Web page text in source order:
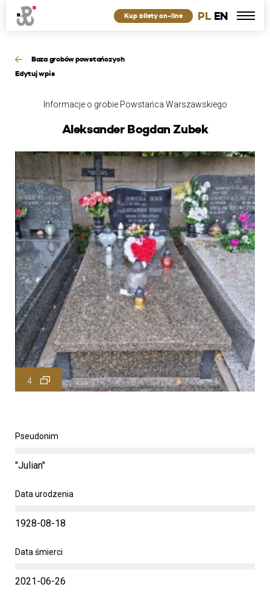
PL EN
Kup bilety on-line
Baza grobów powstańczych
Edytuj wpis
Informacje o grobie Powstańca Warszawskiego
Aleksander Bogdan Zubek
4
Pseudonim
"Julian"
Data urodzenia
1928-08-18
Data śmierci
2021-06-26